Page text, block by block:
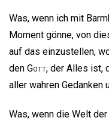
Was, wenn ich mit
Moment gönne, von
auf das einzustellen,
den Gott, der Alles ist,
aller wahren Gedanken
Was, wenn die Welt